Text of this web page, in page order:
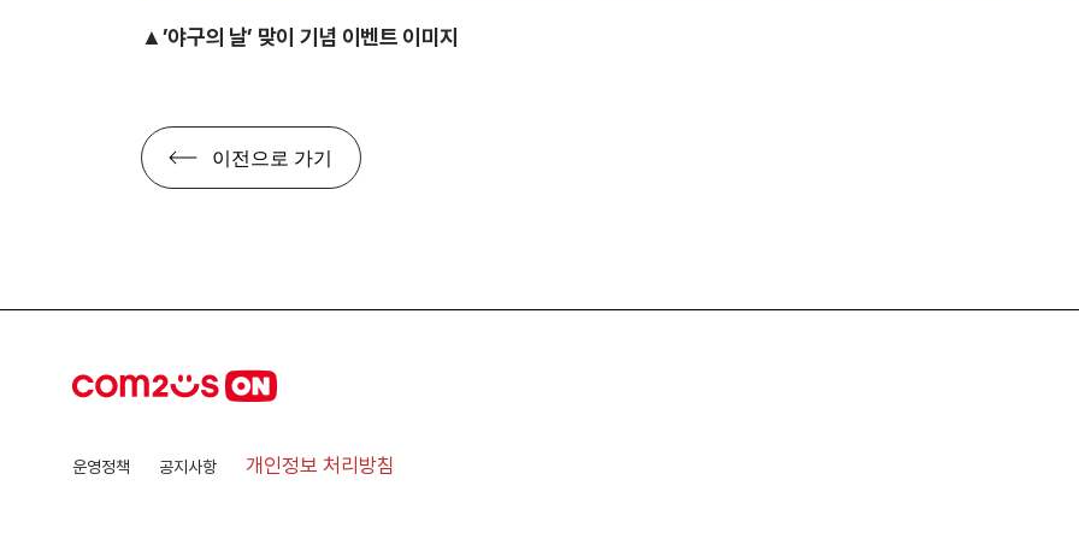
▲’야구의 날’ 맞이 기념 이벤트 이미지
이전으로 가기
운영정책 공지사항 개인정보 처리방침